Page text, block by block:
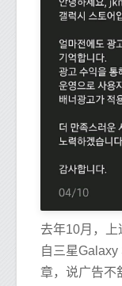
去年10月，上
自三星Galaxy
章，说广告不